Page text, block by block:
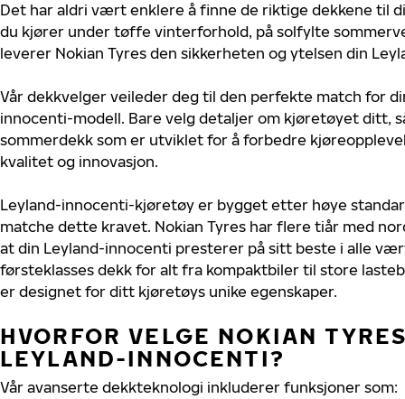
Det har aldri vært enklere å finne de riktige dekkene til
du kjører under tøffe vinterforhold, på solfylte
leverer Nokian Tyres den sikkerheten og ytelsen din
Vår dekkvelger veileder deg til den perfekte match for
innocenti-modell. Bare velg detaljer om kjøretøyet ditt,
sommerdekk som er utviklet for å forbedre
kvalitet og innovasjon.
Leyland-innocenti-kjøretøy er bygget etter høye
matche dette kravet. Nokian Tyres har flere tiår med
at din Leyland-innocenti presterer på sitt beste i alle
førsteklasses dekk for alt fra kompaktbiler til store
er designet for ditt kjøretøys unike egenskaper.
HVORFOR VELGE NOKIAN
LEYLAND-INNOCENTI?
Vår avanserte dekkteknologi inkluderer funksjoner som: